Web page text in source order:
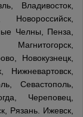
Владивосток,
Челны, Пенза,
Новокузнецк,
Нижневартовск,
Севастополь,
Череповец,
Рязань. Ижевск,